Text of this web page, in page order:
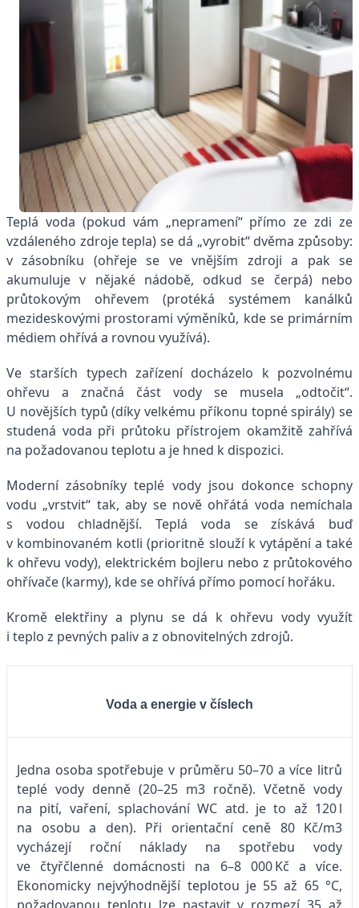
Teplá voda (pokud vám „nepramení“ přímo ze zdi ze
vzdáleného zdroje tepla) se dá „vyrobit“ dvěma způsoby:
v zásobníku (ohřeje se ve vnějším zdroji a pak se
akumuluje v nějaké nádobě, odkud se čerpá) nebo
průtokovým ohřevem (protéká systémem kanálků
mezideskovými prostorami výměníků, kde se primárním
médiem ohřívá a rovnou využívá).
Ve starších typech zařízení docházelo k pozvolnému
ohřevu a značná část vody se musela „odtočit“.
U novějších typů (díky velkému příkonu topné spirály) se
studená voda při průtoku přístrojem okamžitě zahřívá
na požadovanou teplotu a je hned k dispozici.
Moderní zásobníky teplé vody jsou dokonce schopny
vodu „vrstvit“ tak, aby se nově ohřátá voda nemíchala
s vodou chladnější. Teplá voda se získává buď
v kombinovaném kotli (prioritně slouží k vytápění a také
k ohřevu vody), elektrickém bojleru nebo z průtokového
ohřívače (karmy), kde se ohřívá přímo pomocí hořáku.
Kromě elektřiny a plynu se dá k ohřevu vody využít
i teplo z pevných paliv a z obnovitelných zdrojů.
Voda a energie v číslech
Jedna osoba spotřebuje v průměru 50–70 a více litrů
teplé vody denně (20–25 m3 ročně). Včetně vody
na pití, vaření, splachování WC atd. je to až 120 l
na osobu a den). Při orientační ceně 80 Kč/m3
vycházejí roční náklady na spotřebu vody
ve čtyřčlenné domácnosti na 6–8 000 Kč a více.
Ekonomicky nejvýhodnější teplotou je 55 až 65 °C,